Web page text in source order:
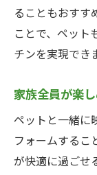
ることもおすす
ことで、ペット
チンを実現でき
家族全員が楽
ペットと一緒に
フォームするこ
が快適に過ごせ